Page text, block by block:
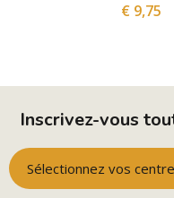
€ 9,75
Inscrivez-vous
Sélectionnez vos